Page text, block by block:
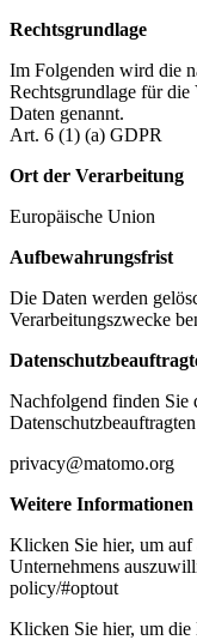
Rechtsgrundlage
Im Folgenden wird die
Rechtsgrundlage für die
Daten genannt.
Art. 6 (1) (a) GDPR
Ort der Verarbeitung
Europäische Union
Aufbewahrungsfrist
Die Daten werden
Verarbeitungszwecke
Nachfolgend finden Sie
privacy@matomo.org
Weitere
Klicken Sie hier, um auf
Unternehmens
policy/#optout
Klicken Sie hier, um die